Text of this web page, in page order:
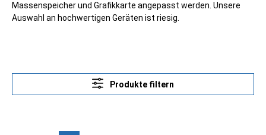
Massenspeicher und Grafikkarte angepasst werden. Unsere
Auswahl an hochwertigen Geräten ist riesig.
Produkte filtern